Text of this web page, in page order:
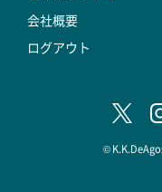
会社概要
ログアウト
©